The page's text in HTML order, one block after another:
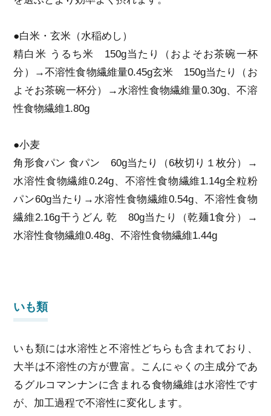
●白米・玄米（水稲めし）
精白米 うるち米 150g当たり（およそお茶碗一杯
分）→不溶性食物繊維量0.45g玄米 150g当たり（お
よそお茶碗一杯分）→水溶性食物繊維量0.30g、不溶
性食物繊維1.80g
●小麦
角形食パン 食パン 60g当たり（6枚切り１枚分）→
水溶性食物繊維0.24g、不溶性食物繊維1.14g全粒粉
パン60g当たり→水溶性食物繊維0.54g、不溶性食物
繊維2.16g干うどん 乾 80g当たり（乾麺1食分）→
水溶性食物繊維0.48g、不溶性食物繊維1.44g
いも類
いも類には水溶性と不溶性どちらも含まれており、
大半は不溶性の方が豊富。こんにゃくの主成分であ
るグルコマンナンに含まれる食物繊維は水溶性です
が、加工過程で不溶性に変化します。